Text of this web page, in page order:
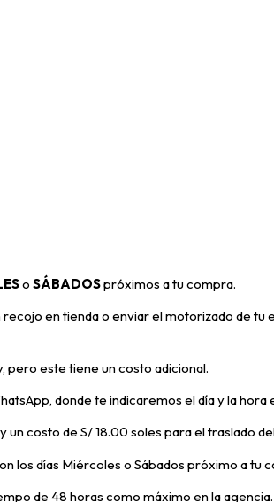
o SÁBADOSpróximos a tu compra.
en tienda o enviar el motorizado de
pero este tiene un costo adicional.
donde te indicaremos el día y la
un costo de S/ 18.00 soles para el traslado
los días Miércoles o Sábados próximo a tu
de 48 horas como máximo en la agencia.